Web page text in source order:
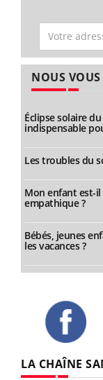
NOUS
Éclipse solaire
indispensable
Les troubles du
Mon enfant est-
empathique ?
Bébés, jeunes
les vacances ?
LA CHAÎNE